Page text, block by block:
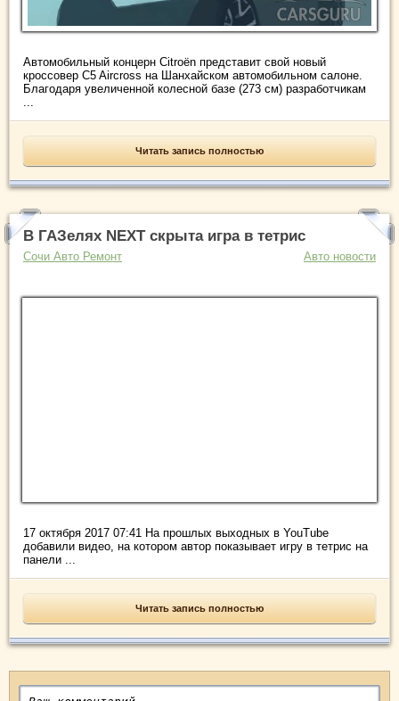
Автомобильный концерн Citroën представит свой новый
кроссовер C5 Aircross на Шанхайском автомобильном салоне.
Благодаря увеличенной колесной базе (273 см) разработчикам
Читать запись полностью
В ГАЗелях NEXT скрыта игра в тетрис
Сочи Авто Ремонт Авто новости
17 октября 2017 07:41 На прошлых выходных в YouTube
добавили видео, на котором автор показывает игру в тетрис на
панели ...
Читать запись полностью